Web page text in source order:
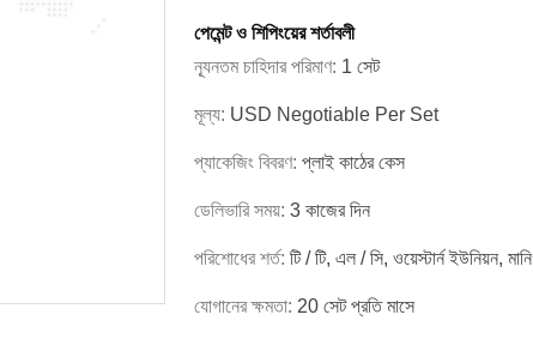
পেমেন্ট ও শিপিংয়ের শর্তাবলী
ন্যূনতম চাহিদার পরিমাণ: 1 সেট
মূল্য: USD Negotiable Per Set
প্যাকেজিং বিবরণ: প্লাই কাঠের কেস
ডেলিভারি সময়: 3 কাজের দিন
পরিশোধের শর্ত: টি / টি, এল / সি, ওয়েস্টার্ন ইউনিয়ন,
যোগানের ক্ষমতা: 20 সেট প্রতি মাসে